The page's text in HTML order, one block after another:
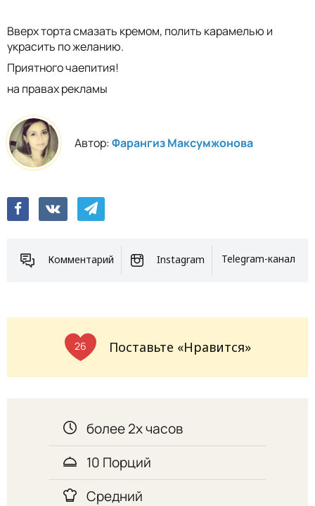
Вверх торта смазать кремом, полить карамелью и
украсить по желанию.
Приятного чаепития!
на правах рекламы
Автор:Фарангиз Максумжонова
Комментарий Instagram Telegram-канал
26 Поставьте «Нравится»
более 2х часов
10 Порций
Средний